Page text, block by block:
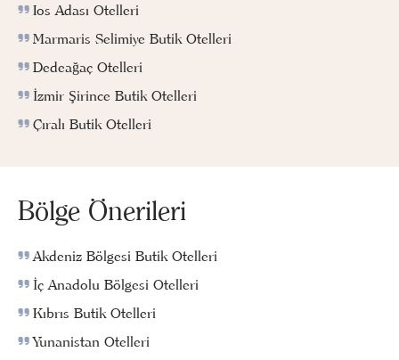
Ios Adası Otelleri
Marmaris Selimiye Butik Otelleri
Dedeağaç Otelleri
İzmir Şirince Butik Otelleri
Çıralı Butik Otelleri
Bölge Önerileri
Akdeniz Bölgesi Butik Otelleri
İç Anadolu Bölgesi Otelleri
Kıbrıs Butik Otelleri
Yunanistan Otelleri